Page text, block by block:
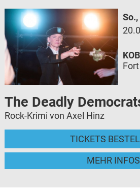
The Deadly
Rock-Krimi von Axel Hinz
TICKETS
MEHR INFOS